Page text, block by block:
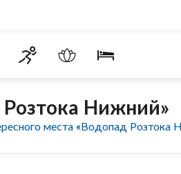
Нижний»
места «Водопад Розтока